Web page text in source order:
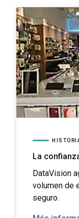
La
DataVision
volumen de
seguro.